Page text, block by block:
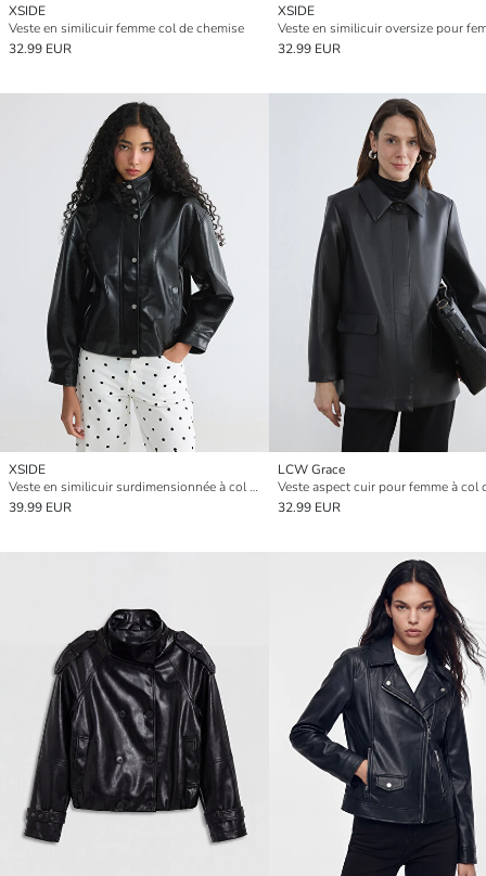
XSIDE
Veste en similicuir femme col de chemise
32.99 EUR
XSIDE
Veste en similicuir oversize pour
32.99 EUR
XSIDE
Veste en similicuir surdimensionnée à col montant pour femme
39.99 EUR
LCW Grace
Veste aspect cuir pour femme à col
32.99 EUR